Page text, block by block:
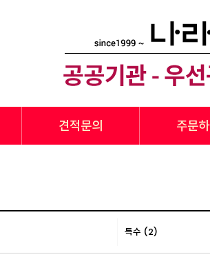
견적문의 주문
특수 (2)